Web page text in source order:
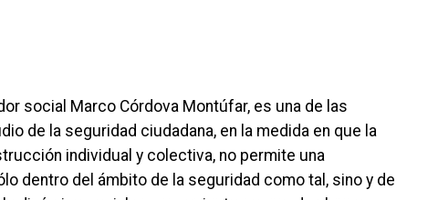
social Marco Córdova Montúfar, es una de las
de la seguridad ciudadana, en la medida en que la
individual y colectiva, no permite una
dentro del ámbito de la seguridad como tal, sino y de